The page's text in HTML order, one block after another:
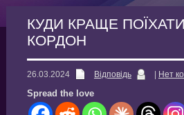
КУДИ КРАЩЕ
КОРДОН
26.03.2024 Відповідь Нет
Spread the love